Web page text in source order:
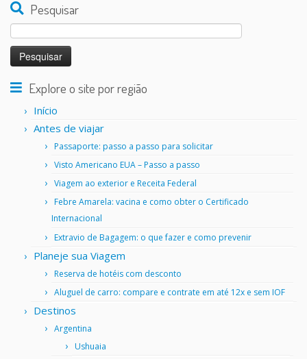
Pesquisar
por:
Explore o site por região
Início
Antes de viajar
Passaporte: passo a passo para solicitar
Visto Americano EUA – Passo a passo
Viagem ao exterior e Receita Federal
Febre Amarela: vacina e como obter o Certificado
Internacional
Extravio de Bagagem: o que fazer e como prevenir
Planeje sua Viagem
Reserva de hotéis com desconto
Aluguel de carro: compare e contrate em até 12x e sem IOF
Destinos
Argentina
Ushuaia